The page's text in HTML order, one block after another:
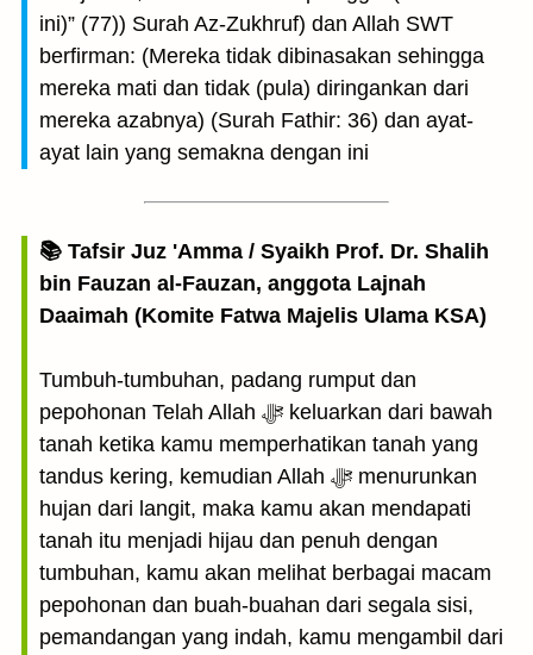
ini)” (77)) Surah Az-Zukhruf) dan Allah SWT
berfirman: (Mereka tidak dibinasakan sehingga
mereka mati dan tidak (pula) diringankan dari
mereka azabnya) (Surah Fathir: 36) dan ayat-
ayat lain yang semakna dengan ini
📚 Tafsir Juz 'Amma / Syaikh Prof. Dr. Shalih
bin Fauzan al-Fauzan, anggota Lajnah
Daaimah (Komite Fatwa Majelis Ulama KSA)
Tumbuh-tumbuhan, padang rumput dan
pepohonan Telah Allah ﷻ keluarkan dari bawah
tanah ketika kamu memperhatikan tanah yang
tandus kering, kemudian Allah ﷻ menurunkan
hujan dari langit, maka kamu akan mendapati
tanah itu menjadi hijau dan penuh dengan
tumbuhan, kamu akan melihat berbagai macam
pepohonan dan buah-buahan dari segala sisi,
pemandangan yang indah, kamu mengambil dari